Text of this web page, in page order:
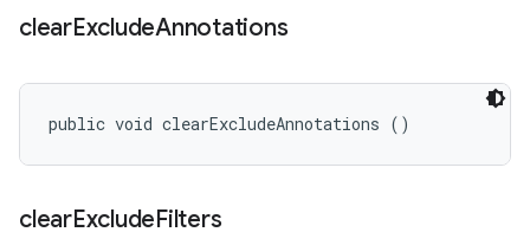
clearExcludeAnnotations
public void clearExcludeAnnotations ()
clearExcludeFilters